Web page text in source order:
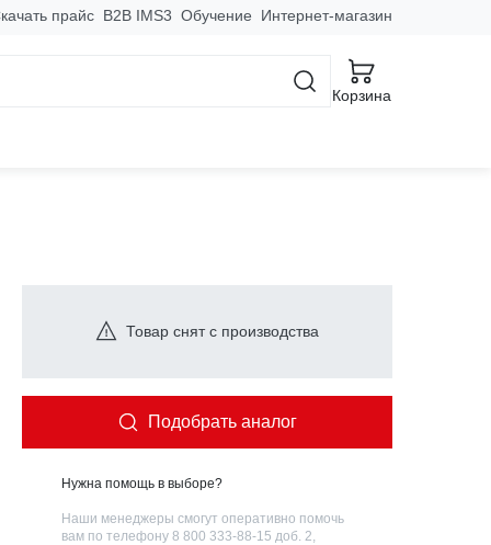
прайс B2B IMS3 Обучение Интернет-магазин
Корзина
Товар снят с производства
Подобрать аналог
Нужна помощь в выборе?
Наши менеджеры смогут оперативно помочь
вам по телефону 8 800 333-88-15 доб. 2,